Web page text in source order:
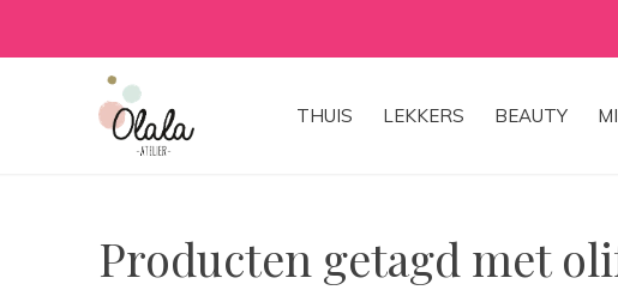
THUIS LEKKERS BEAUTY
Producten getagd met